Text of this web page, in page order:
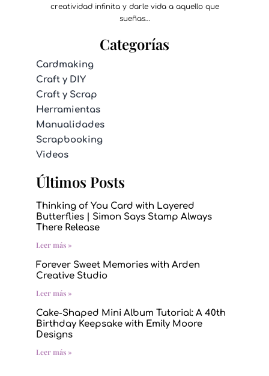
creatividad infinita y darle vida a aquello que
sueñas…
Categorías
Cardmaking
Craft y DIY
Craft y Scrap
Herramientas
Manualidades
Scrapbooking
Videos
Últimos Posts
Thinking of You Card with Layered
Butterflies | Simon Says Stamp Always
There Release
Leer más »
Forever Sweet Memories with Arden
Creative Studio
Leer más »
Cake-Shaped Mini Album Tutorial: A 40th
Birthday Keepsake with Emily Moore
Designs
Leer más »